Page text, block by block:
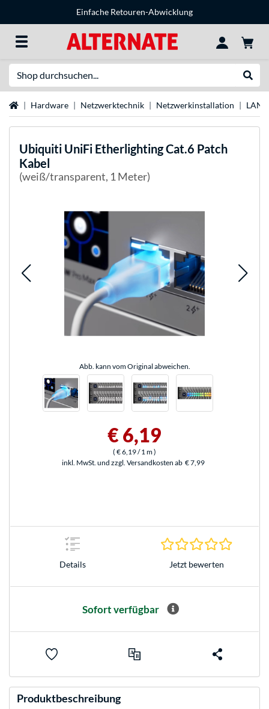
Einfache Retouren-Abwicklung
StartseiteHardware Netzwerktechnik Netzwerkinstallation LAN-
Ubiquiti UniFi Etherlighting Cat.6 Patch
Kabel
(weiß/transparent, 1 Meter)
Abb. kann vom Original abweichen.
€ 6,19
( € 6,19/ 1 m)
inkl. MwSt. und zzgl. Versandkosten ab € 7,99
Details Jetzt bewerten
Sofort verfügbar
Produktbeschreibung